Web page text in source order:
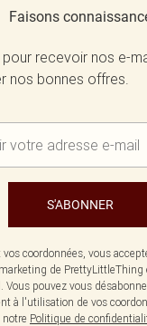
Faisons
recevoir nos e-
nos bonnes offres.
S'ABONNER
coordonnées, vous
de PrettyLittleThing
Vous pouvez vous
à l'utilisation de vos
notre Politique de